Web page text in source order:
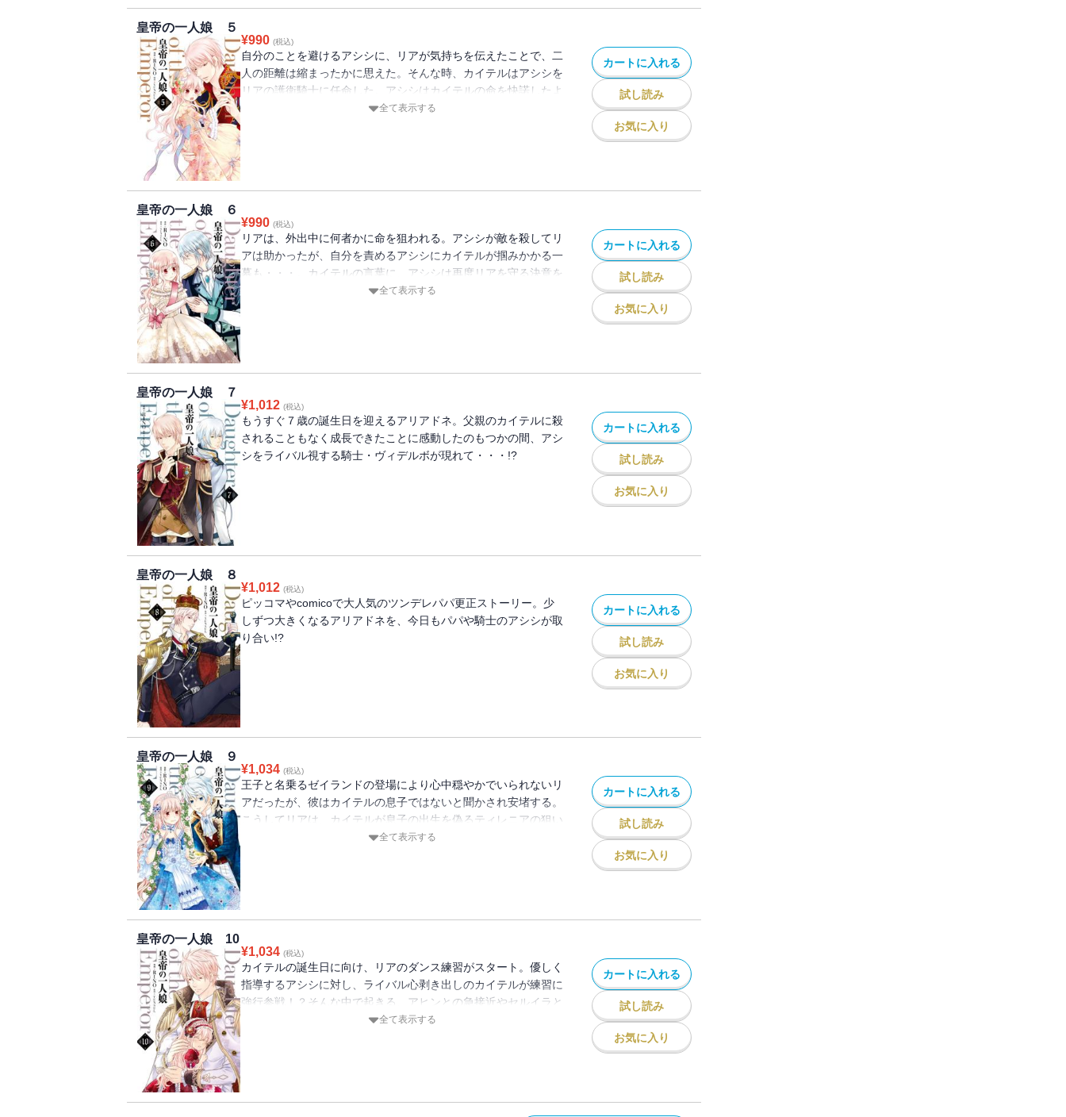
皇帝の一人娘 ５
¥990 (税込)
自分のことを避けるアシシに、リアが気持ちを伝えたことで、二
人の距離は縮まったかに思えた。そんな時、カイテルはアシシを
リアの護衛騎士に任命した。アシシはカイテルの命を快諾したよ
うだけど、なぜか騎士に任命されたあとも、彼はリアに近づかな
全て表示する
カートに入れる
試し読み
お気に入り
皇帝の一人娘 ６
¥990 (税込)
リアは、外出中に何者かに命を狙われる。アシシが敵を殺してリ
アは助かったが、自分を責めるアシシにカイテルが掴みかかる一
幕も・・・。カイテルの言葉に、アシシは再度リアを守る決意を
堅くした。そんなアシシのことをもっと知ろうと決意したリア。
全て表示する
カートに入れる
試し読み
お気に入り
皇帝の一人娘 ７
¥1,012 (税込)
もうすぐ７歳の誕生日を迎えるアリアドネ。父親のカイテルに殺
されることもなく成長できたことに感動したのもつかの間、アシ
シをライバル視する騎士・ヴィデルボが現れて・・・!?
カートに入れる
試し読み
お気に入り
皇帝の一人娘 ８
¥1,012 (税込)
ピッコマやcomicoで大人気のツンデレパパ更正ストーリー。少
しずつ大きくなるアリアドネを、今日もパパや騎士のアシシが取
り合い!?
カートに入れる
試し読み
お気に入り
皇帝の一人娘 ９
¥1,034 (税込)
王子と名乗るゼイランドの登場により心中穏やかでいられないリ
アだったが、彼はカイテルの息子ではないと聞かされ安堵する。
こうしてリアは、カイテルが息子の出生を偽るティレニアの狙い
を探るあいだ母子には会わないと約束したのだが・・・偶然ゼイ
全て表示する
カートに入れる
試し読み
お気に入り
皇帝の一人娘 10
¥1,034 (税込)
カイテルの誕生日に向け、リアのダンス練習がスタート。優しく
指導するアシシに対し、ライバル心剥き出しのカイテルが練習に
強行参戦！？そんな中で起きる、アヒンとの急接近やセルイラと
の別れ・・・さらに、ドランステの正体まで明らかに――！！怒
全て表示する
カートに入れる
試し読み
お気に入り